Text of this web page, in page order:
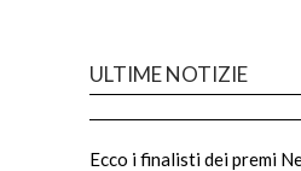
ULTIME NOTIZIE
Ecco i finalisti dei premi